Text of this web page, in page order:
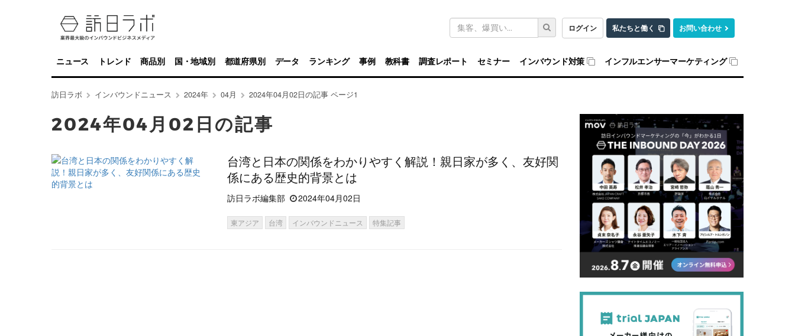
ログイン 私たちと働く お問い合わせ
キ
ワ
ド
検
索
ニュース トレンド 商品別 国・地域別 都道府県別 データ ランキング 事例 教科書 調査レポート セミナー インバウンド対策 インフルエンサーマーケティング
訪日ラボ インバウンドニュース 2024年 04月 2024年04月02日の記事 ページ1
2024年04月02日の記事
台湾と日本の関係をわかりやすく解説！親日家が多く、友好関
係にある歴史的背景とは
訪日ラボ編集部 2024年04月02日
東アジア 台湾 インバウンドニュース 特集記事